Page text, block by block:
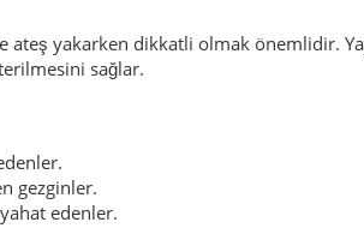
nohudun başrol oynadığı
ve ev yapımı reçeller masaya
yemekleri, Kurşunlu’da da sofralarda
boyunca tüketilir.
bol yoğurt ve
ayıracağımız sayfalarda